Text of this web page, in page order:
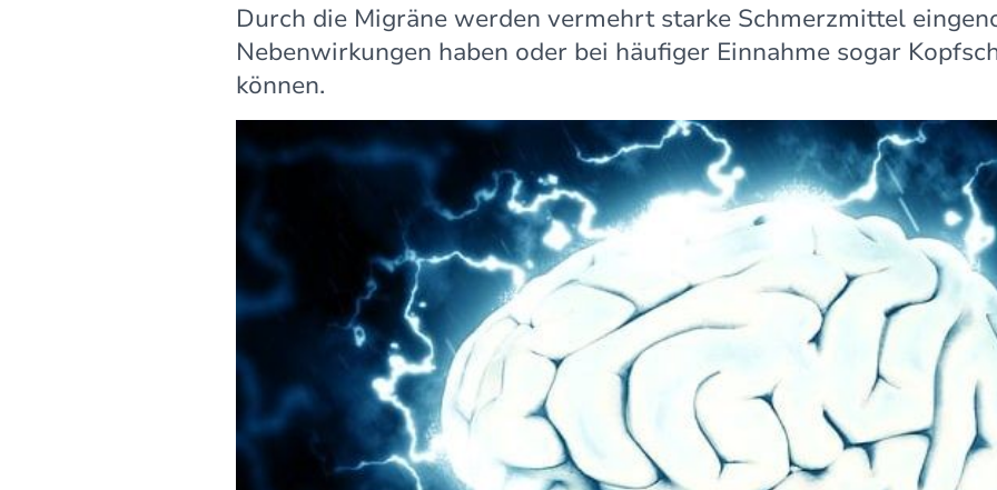
Durch die Migräne werden vermehrt starke Schmerzmittel
Nebenwirkungen haben oder bei häufiger Einnahme sogar
können.